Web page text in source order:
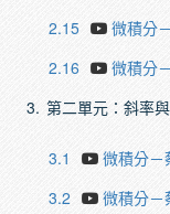
2.15
微積分
2.16
微積分
3. 第二單元：斜率
3.1
微積分
3.2
微積分